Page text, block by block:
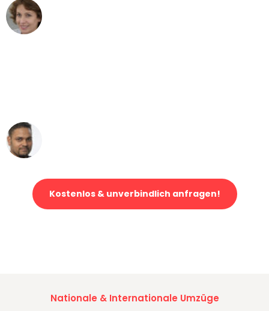
Kostenlos & unverbindlich anfragen!
Nationale & Internationale Umzüge